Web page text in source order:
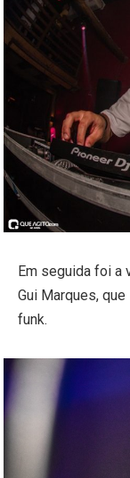
Em seguida foi a
Gui Marques,
funk.